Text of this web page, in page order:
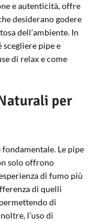
e autenticità, offre
desiderano godere
dell’ambiente. In
pipe e
di relax e come
per
Le pipe
solo offrono
di fumo più
di quelli
di
l’uso di